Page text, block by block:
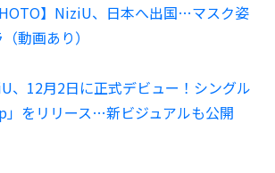
】NiziU、日本へ出国…マスク姿
動画あり）
、12月2日に正式デビュー！シングル
」をリリース…新ビジュアルも公開